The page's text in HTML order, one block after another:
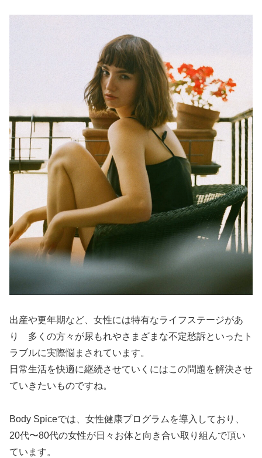
出産や更年期など、女性には特有なライフステージがあ
り 多くの方々が尿もれやさまざまな不定愁訴といったト
ラブルに実際悩まされています。
日常生活を快適に継続させていくにはこの問題を解決させ
ていきたいものですね。
Body Spiceでは、女性健康プログラムを導入しており、
20代〜80代の女性が日々お体と向き合い取り組んで頂い
ています。